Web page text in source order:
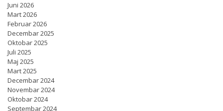
Juni 2026
Mart 2026
Februar 2026
Decembar 2025
Oktobar 2025
Juli 2025
Maj 2025
Mart 2025
Decembar 2024
Novembar 2024
Oktobar 2024
Septembar 2024